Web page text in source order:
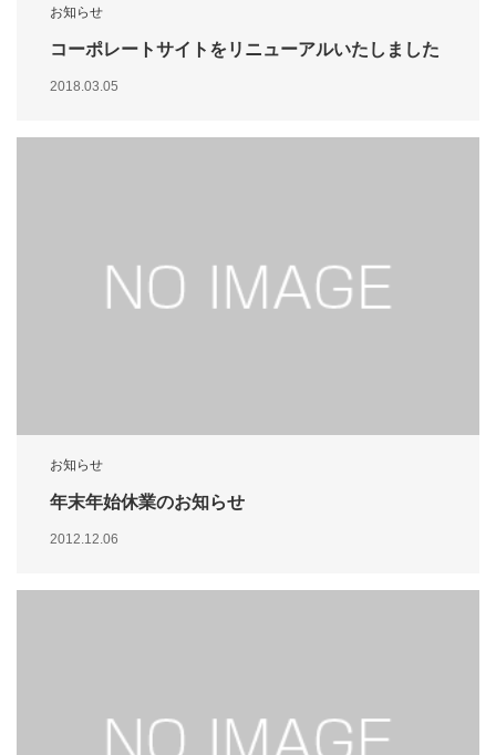
お知らせ
コーポレートサイトをリニューアルいたしました
2018.03.05
お知らせ
年末年始休業のお知らせ
2012.12.06